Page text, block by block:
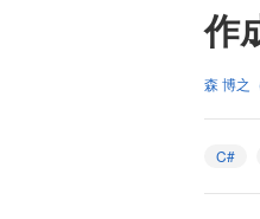
作
森 博之
C#